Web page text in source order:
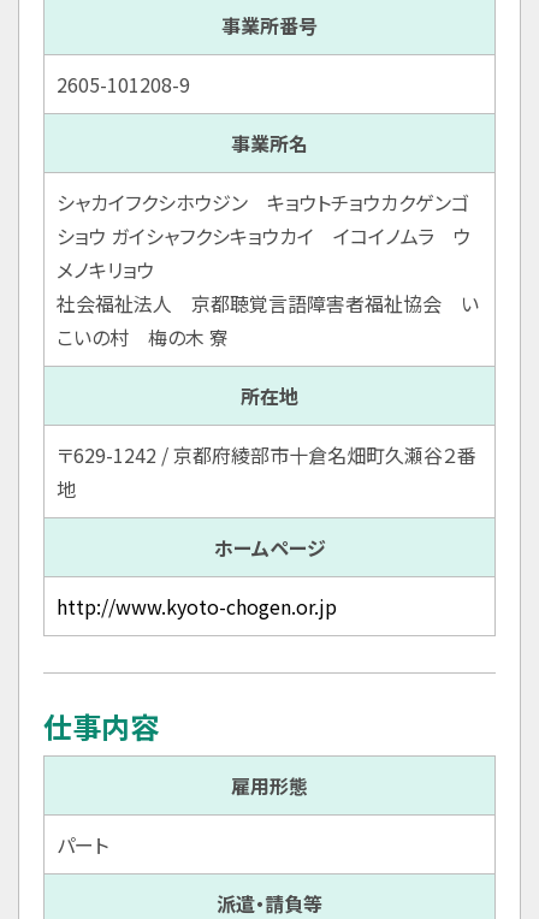
事業所番号
2605-101208-9
事業所名
シャカイフクシホウジン キョウトチョウカクゲンゴ
ショウ ガイシャフクシキョウカイ イコイノムラ ウ
メノキリョウ
社会福祉法人 京都聴覚言語障害者福祉協会 い
こいの村 梅の木 寮
所在地
〒629-1242 / 京都府綾部市十倉名畑町久瀬谷２番
地
ホームページ
http://www.kyoto-chogen.or.jp
仕事内容
雇用形態
パート
派遣・請負等